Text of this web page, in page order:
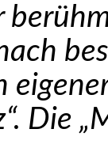
Die